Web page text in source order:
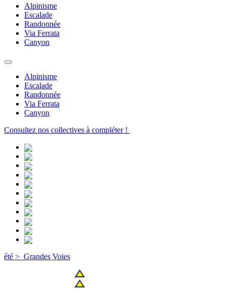
Alpinisme
Escalade
Randonnée
Via Ferrata
Canyon
Alpinisme
Escalade
Randonnée
Via Ferrata
Canyon
Consultez nos collectives à compléter !
été > Grandes Voies